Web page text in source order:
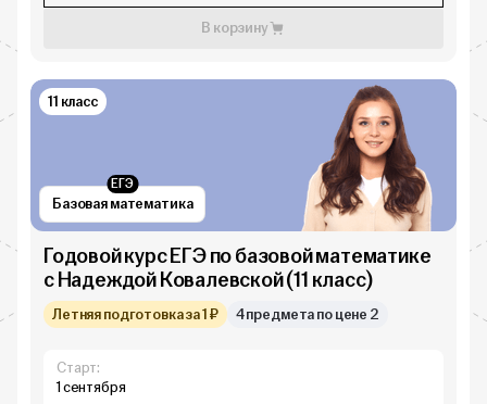
В корзину
Базовая математика
ЕГЭ
11 класс
Годовой курс ЕГЭ по базовой математике
с Надеждой Ковалевской (11 класс)
Летняя подготовка за 1 ₽ 4 предмета по цене 2
Старт:
1 сентября